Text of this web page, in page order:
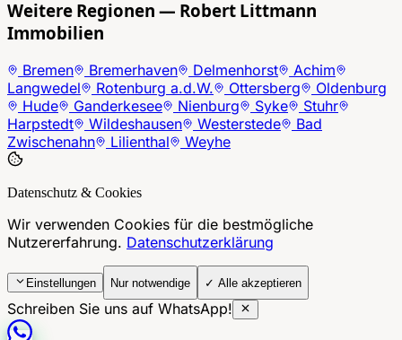
Weitere Regionen — Robert Littmann
Immobilien
Bremen Bremerhaven Delmenhorst
Achim
Langwedel
Rotenburg a.d.W. Ottersberg
Oldenburg
Hude
Ganderkesee Nienburg Syke
Stuhr
Harpstedt
Wildeshausen Westerstede
Bad
Zwischenahn
Lilienthal Weyhe
Datenschutz & Cookies
Wir verwenden Cookies für die bestmögliche
Nutzererfahrung. Datenschutzerklärung
Einstellungen Nur notwendige ✓ Alle akzeptieren
Schreiben Sie uns auf WhatsApp!